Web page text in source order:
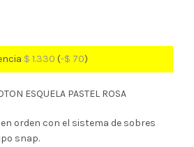
$ 1.330 (-$ 70)
ESQUELA PASTEL ROSA
orden con el sistema de sobres
snap.